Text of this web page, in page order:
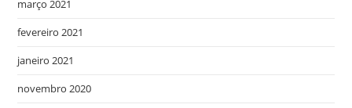
março 2021
fevereiro 2021
janeiro 2021
novembro 2020